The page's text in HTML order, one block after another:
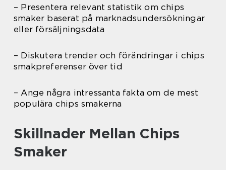
– Presentera relevant statistik om chips
smaker baserat på marknadsundersökningar
eller försäljningsdata
– Diskutera trender och förändringar i chips
smakpreferenser över tid
– Ange några intressanta fakta om de mest
populära chips smakerna
Skillnader Mellan Chips
Smaker